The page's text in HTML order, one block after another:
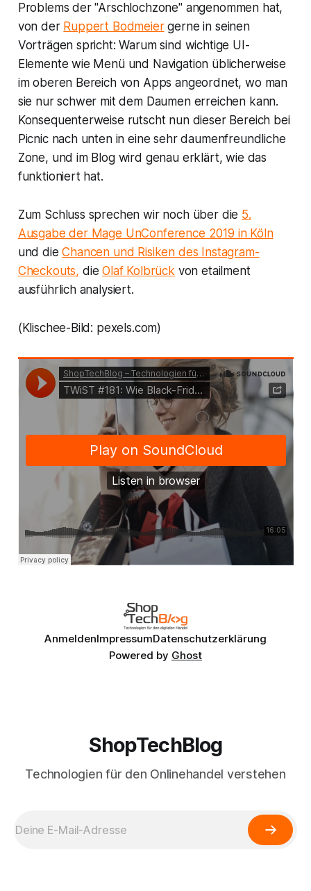
Problems der "Arschlochzone" angenommen hat,
von der Ruppert Bodmeiergerne in seinen
Vorträgen spricht: Warum sind wichtige UI-
Elemente wie Menü und Navigation üblicherweise
im oberen Bereich von Apps angeordnet, wo man
sie nur schwer mit dem Daumen erreichen kann.
Konsequenterweise rutscht nun dieser Bereich bei
Picnic nach unten in eine sehr daumenfreundliche
Zone, und im Blog wird genau erklärt, wie das
funktioniert hat.
Zum Schluss sprechen wir noch über die 5.
Ausgabe der Mage UnConference 2019 in Köln
und dieChancen und Risiken des Instagram-
Checkouts, dieOlaf Kolbrückvon etailment
ausführlich analysiert.
(Klischee-Bild: pexels.com)
AnmeldenImpressumDatenschutzerklärung
Powered by Ghost
ShopTechBlog
Technologien für den Onlinehandel verstehen